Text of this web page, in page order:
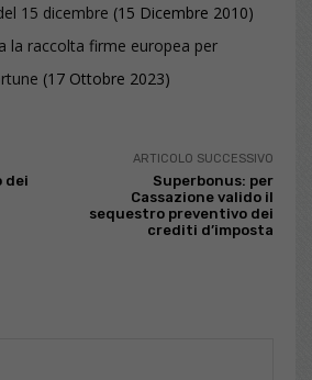
15 dicembre (15 Dicembre 2010)
la raccolta firme europea per
(17 Ottobre 2023)
dei
ARTICOLO SUCCESSIVO
Superbonus: per
Cassazione valido il
sequestro preventivo dei
crediti d’imposta